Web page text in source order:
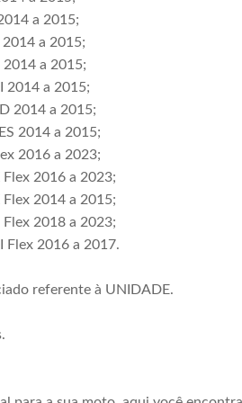
a 2015;
a 2015;
2014 a 2015;
2014 a 2015;
2014 a 2015;
2014 a 2015;
2016 a 2023;
2016 a 2023;
2014 a 2015;
Flex 2018 a 2023;
Flex 2016 a 2017.
referente à UNIDADE.